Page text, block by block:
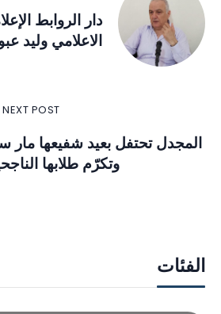
دار الروابط
الاعلامي وليد
NEXT POST
المجدل تحتفل بعيد شفيعها مار
وتكرّم طلابها
الفئات